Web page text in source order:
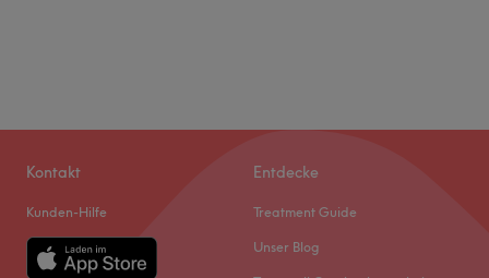
Kontakt
Kunden-Hilfe
Entdecke
Treatment Guide
Unser Blog